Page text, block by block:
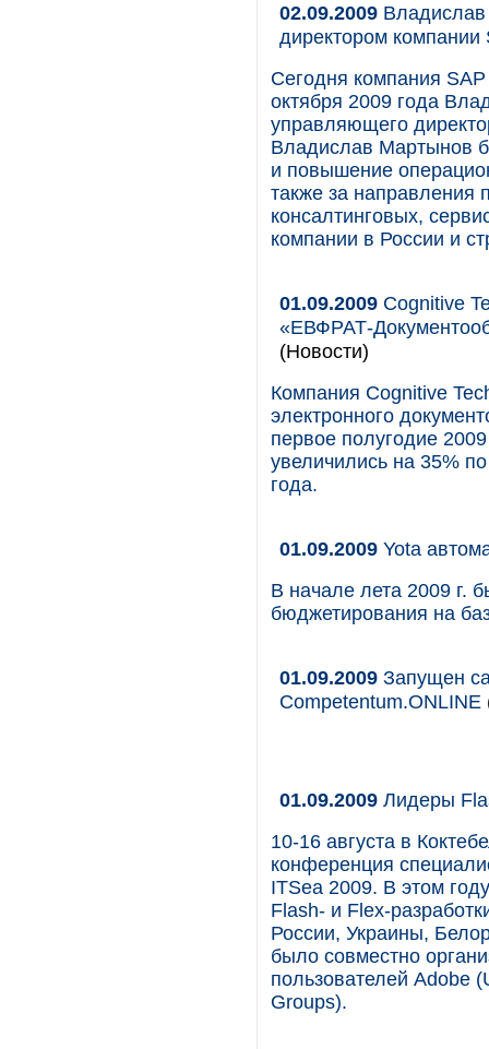
02.09.2009
директором
Сегодня компания
октября 2009 года
управляющего
Владислав Мартынов
и повышение
также за направления
консалтинговых,
компании в России и
01.09.2009 Cognitive
«ЕВФРАТ-
(Новости)
Компания Cognitive
электронного
первое полугодие
увеличились на 35%
года.
01.09.2009 Yota
В начале лета 2009 г.
бюджетирования на
01.09.2009 Запущен
Competentum.ONLINE
01.09.2009 Лидеры
10-16 августа в
конференция
ITSea 2009. В этом
Flash- и Flex-
России, Украины,
было совместно
пользователей Adobe
Groups).